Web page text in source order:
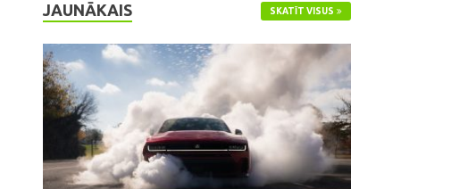
JAUNĀKAIS SKATĪT VISUS